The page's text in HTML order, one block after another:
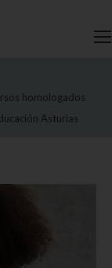
homologados
Asturias